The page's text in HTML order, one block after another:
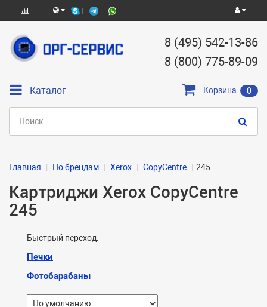
8 (495) 542-13-86
8 (800) 775-89-09
Каталог Корзина 0
Главная По брендам Xerox CopyCentre 245
Картриджи Xerox CopyCentre
245
Быстрый переход:
Печки
Фотобарабаны